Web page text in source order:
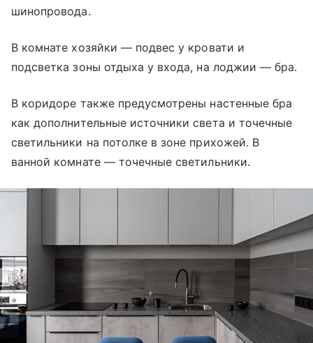
шинопровода.
В комнате хозяйки — подвес у кровати и
подсветка зоны отдыха у входа, на лоджии — бра.
В коридоре также предусмотрены настенные бра
как дополнительные источники света и точечные
светильники на потолке в зоне прихожей. В
ванной комнате — точечные светильники.